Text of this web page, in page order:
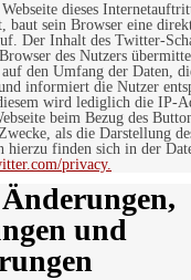
dieses
baut sein Browser eine
Der Inhalt des Twitter-
des Nutzers
auf den Umfang der Daten,
informiert die Nutzer
wird lediglich die IP-
beim Bezug des
als die Darstellung
hierzu finden sich in der
privacy.
und